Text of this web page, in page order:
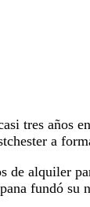
tres años
a
de alquiler
fundó su